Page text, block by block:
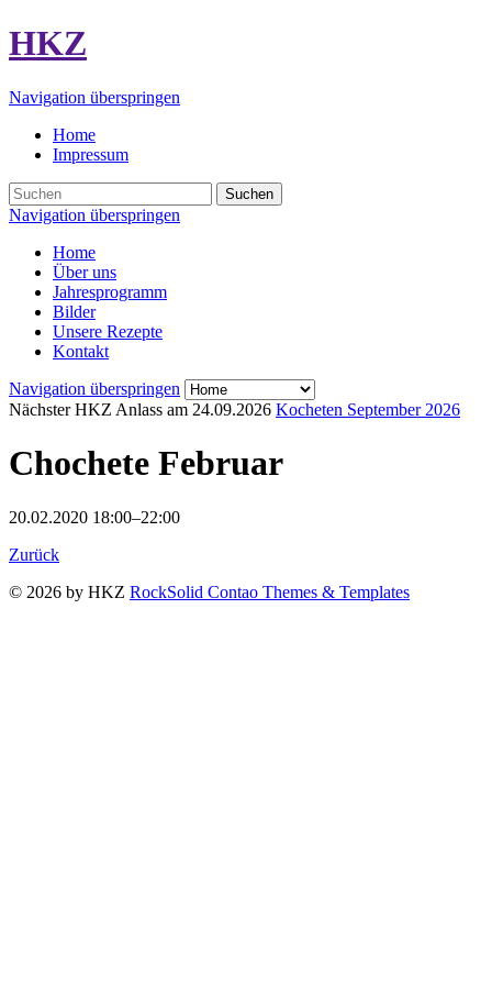
HKZ
Navigation überspringen
Home
Impressum
Suchen
Navigation überspringen
Home
Über uns
Jahresprogramm
Bilder
Unsere Rezepte
Kontakt
Navigation überspringen
Nächster HKZ Anlass am 24.09.2026 Kocheten September 2026
Chochete Februar
20.02.2020 18:00–22:00
Zurück
© 2026 by HKZ RockSolid Contao Themes & Templates